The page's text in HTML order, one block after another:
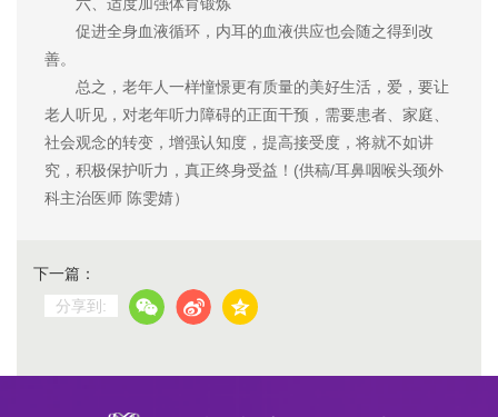
促进全身血液循环，内耳的血液供应也会随之得到改
善。
总之，老年人一样憧憬更有质量的美好生活，爱，要让
老人听见，对老年听力障碍的正面干预，需要患者、家庭、
社会观念的转变，增强认知度，提高接受度，将就不如讲
究，积极保护听力，真正终身受益！(供稿/耳鼻咽喉头颈外
科主治医师 陈雯婧）
下一篇：
分享到: